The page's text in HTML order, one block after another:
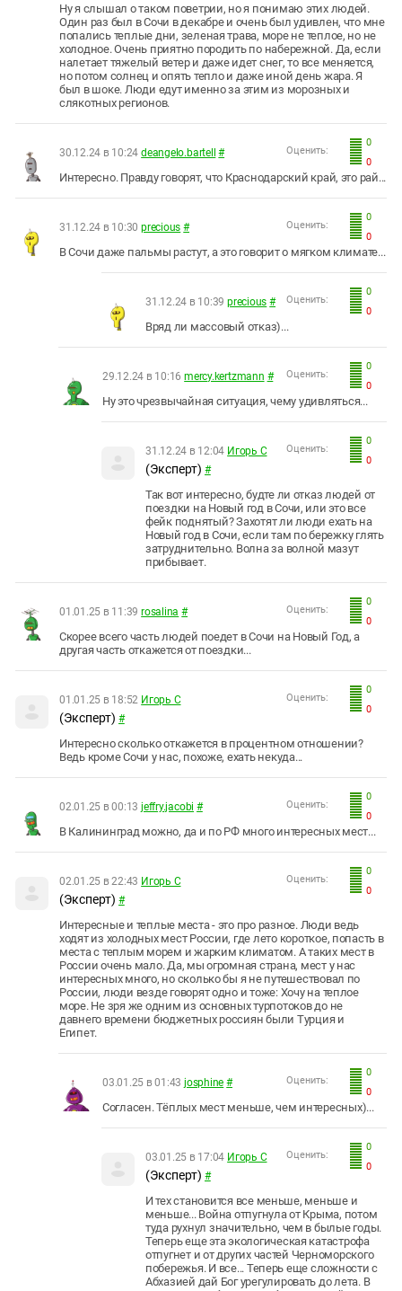
Ну я слышал о таком поветрии, но я понимаю этих людей.
Один раз был в Сочи в декабре и очень был удивлен, что мне
попались теплые дни, зеленая трава, море не теплое, но не
холодное. Очень приятно породить по набережной. Да, если
налетает тяжелый ветер и даже идет снег, то все меняется,
но потом солнец и опять тепло и даже иной день жара. Я
был в шоке. Люди едут именно за этим из морозных и
слякотных регионов.
0
0
Оценить:
30.12.24 в 10:24 deangelo.bartell #
Интересно. Правду говорят, что Краснодарский край, это рай...
0
0
Оценить:
31.12.24 в 10:30 precious #
В Сочи даже пальмы растут, а это говорит о мягком климате...
0
0
Оценить:
31.12.24 в 10:39 precious #
Вряд ли массовый отказ)...
0
0
Оценить:
29.12.24 в 10:16 mercy.kertzmann #
Ну это чрезвычайная ситуация, чему удивляться...
0
0
Оценить:
31.12.24 в 12:04 Игорь С
(Эксперт) #
Так вот интересно, будте ли отказ людей от
поездки на Новый год в Сочи, или это все
фейк поднятый? Захотят ли люди ехать на
Новый год в Сочи, если там по бережку глять
затруднительно. Волна за волной мазут
прибывает.
0
0
Оценить:
01.01.25 в 11:39 rosalina #
Скорее всего часть людей поедет в Сочи на Новый Год, а
другая часть откажется от поездки...
0
0
Оценить:
01.01.25 в 18:52 Игорь С
(Эксперт) #
Интересно сколько откажется в процентном отношении?
Ведь кроме Сочи у нас, похоже, ехать некуда...
0
0
Оценить:
02.01.25 в 00:13 jeffry.jacobi #
В Калининград можно, да и по РФ много интересных мест...
0
0
Оценить:
02.01.25 в 22:43 Игорь С
(Эксперт) #
Интересные и теплые места - это про разное. Люди ведь
ходят из холодных мест России, где лето короткое, попасть в
места с теплым морем и жарким климатом. А таких мест в
России очень мало. Да, мы огромная страна, мест у нас
интересных много, но сколько бы я не путешествовал по
России, люди везде говорят одно и тоже: Хочу на теплое
море. Не зря же одним из основных турпотоков до не
давнего времени бюджетных россиян были Турция и
Египет.
0
0
Оценить:
03.01.25 в 01:43 josphine #
Согласен. Тёплых мест меньше, чем интересных)...
0
0
Оценить:
03.01.25 в 17:04 Игорь С
(Эксперт) #
И тех становится все меньше, меньше и
меньше... Война отпугнула от Крыма, потом
туда рухнул значительно, чем в былые годы.
Теперь еще эта экологическая катастрофа
отпугнет и от других частей Черноморского
побережья. И все... Теперь еще сложности с
Абхазией дай Бог урегулировать до лета. В